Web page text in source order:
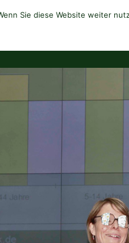
Sie diese Website weiter